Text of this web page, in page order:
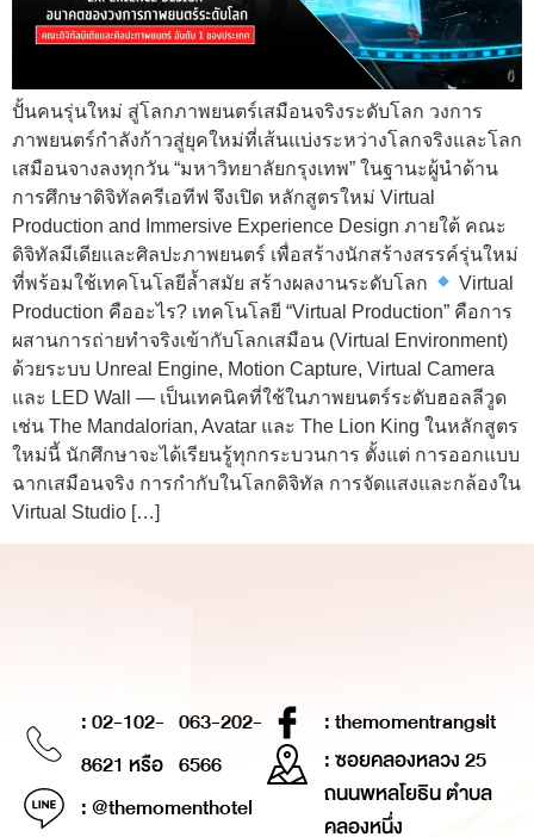
ปั้นคนรุ่นใหม่ สู่โลกภาพยนตร์เสมือนจริงระดับโลก วงการ
ภาพยนตร์กำลังก้าวสู่ยุคใหม่ที่เส้นแบ่งระหว่างโลกจริงและโลก
เสมือนจางลงทุกวัน “มหาวิทยาลัยกรุงเทพ” ในฐานะผู้นำด้าน
การศึกษาดิจิทัลครีเอทีฟ จึงเปิด หลักสูตรใหม่ Virtual
Production and Immersive Experience Design ภายใต้ คณะ
ดิจิทัลมีเดียและศิลปะภาพยนตร์ เพื่อสร้างนักสร้างสรรค์รุ่นใหม่
ที่พร้อมใช้เทคโนโลยีล้ำสมัย สร้างผลงานระดับโลก
Virtual
Production คืออะไร? เทคโนโลยี “Virtual Production” คือการ
ผสานการถ่ายทำจริงเข้ากับโลกเสมือน (Virtual Environment)
ด้วยระบบ Unreal Engine, Motion Capture, Virtual Camera
และ LED Wall — เป็นเทคนิคที่ใช้ในภาพยนตร์ระดับฮอลลีวูด
เช่น The Mandalorian, Avatar และ The Lion King ในหลักสูตร
ใหม่นี้ นักศึกษาจะได้เรียนรู้ทุกกระบวนการ ตั้งแต่ การออกแบบ
ฉากเสมือนจริง การกำกับในโลกดิจิทัล การจัดแสงและกล้องใน
Virtual Studio […]
: 02-102-
8621 หรือ
063-202-
6566
: @themomenthotel
: themomentrangsit
: ซอยคลองหลวง 25
ถนนพหลโยธิน ตำบล
คลองหนึ่ง